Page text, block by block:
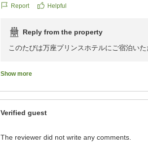
ことがございますが、今回はお好みの白濁
気持ちにさせてしまいました。
みいただけたとのことを嬉しく存じます。
ざいます。
これからも、温泉・お食事・サービスを通
めてまいります。
たです。
クチコミの詳細はこちらから
https://review.travel.rakuten.co.jp/hotel/voice/
Report Helpful
Reply from the property
このたびは万座プリンスホテルにご宿泊い
また、お写真とともにご感想をお寄せいた
雄大な山々と一面に広がる雲海はとても美
様子に大変嬉しく存じます。
また、万座プリンスホテルならびに万座高
Show more
Verified guest
The reviewer did not write any comments.